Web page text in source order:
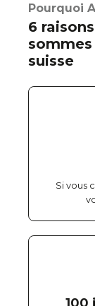
Pourquoi
6
suisse
Si vous